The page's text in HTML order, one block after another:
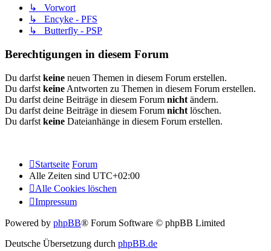
↳ Vorwort
↳ Encyke - PFS
↳ Butterfly - PSP
Berechtigungen in diesem Forum
Du darfst keine neuen Themen in diesem Forum erstellen.
Du darfst keine Antworten zu Themen in diesem Forum erstellen.
Du darfst deine Beiträge in diesem Forum nicht ändern.
Du darfst deine Beiträge in diesem Forum nicht löschen.
Du darfst keine Dateianhänge in diesem Forum erstellen.
Startseite Forum
Alle Zeiten sind UTC+02:00
Alle Cookies löschen
Impressum
Powered by phpBB® Forum Software © phpBB Limited
Deutsche Übersetzung durch phpBB.de